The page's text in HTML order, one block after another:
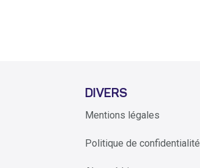
DIVERS
Mentions légales
Politique de confidentialité